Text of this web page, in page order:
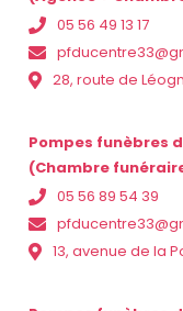
05 56 49 13 17
28, route de
Pompes funèbres
(Chambre
05 56 89 54 39
13, avenue de la